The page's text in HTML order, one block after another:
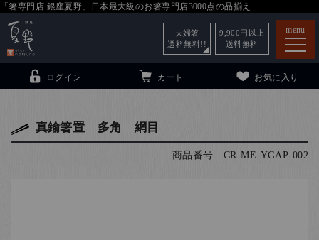
「箸専門店 銀座夏野」日本最大級のお箸専門店3000点の品揃え
menu
ログイン カート お気に入り
夫婦箸
送料無料!!
9,900 円以上
送料無料
真鍮箸置 多角 網目
商品番号 CR-ME-YGAP-002